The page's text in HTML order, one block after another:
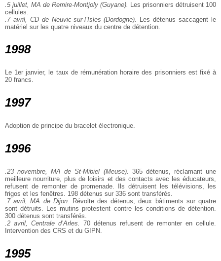
.5 juillet, MA de Remire-Montjoly (Guyane). Les prisonniers détruisent 100
cellules.
.7 avril, CD de Neuvic-sur-l’Isles (Dordogne).
Les détenus saccagent le
matériel sur les quatre niveaux du centre de détention.
1998
Le 1er janvier, le taux de rémunération horaire des prisonniers est fixé à
20 francs.
1997
Adoption de principe du bracelet électronique.
1996
.23 novembre, MA de St-Mibiel (Meuse).
365 détenus, réclamant une
meilleure nourriture, plus de loisirs et des contacts avec les éducateurs,
refusent de remonter de promenade. Ils détruisent les télévisions, les
frigos et les fenêtres. 198 détenus sur 336 sont transférés.
.7 avril, MA de Dijon.
Révolte des détenus, deux bâtiments sur quatre
sont détruits. Les mutins protestent contre les conditions de détention.
300 détenus sont transférés.
.2 avril, Centrale d’Arles.
70 détenus refusent de remonter en cellule.
Intervention des CRS et du GIPN.
1995